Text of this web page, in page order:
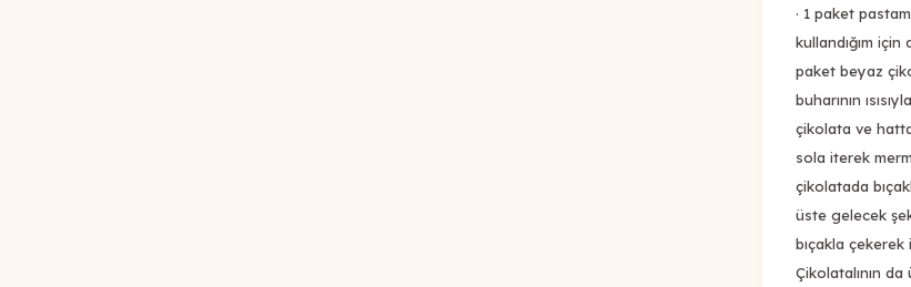
· 1 paket
kullandığım
paket beyaz
buharının
çikolata ve hatta
sola iterek
çikolatada
üste gelecek
bıçakla çekerek
Çikolatalının